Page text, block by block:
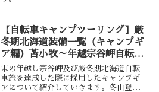
【自転車キャンプツーリング】厳
冬期北海道装備一覧（キャンプギ
ア編）苫小牧～年越宗谷岬自転車
旅
末の年越し宗谷岬及び厳冬期北海道自転
車旅を達成した際に採用したキャンプギ
アについて紹介していきます。冬山登山